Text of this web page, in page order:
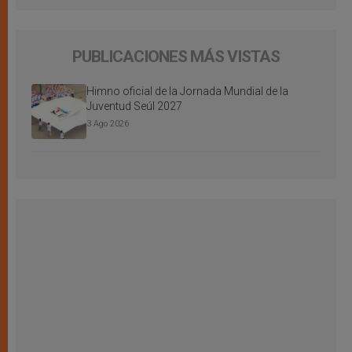
PUBLICACIONES MÁS VISTAS
Himno oficial de la Jornada Mundial de la
Juventud Seúl 2027
3 Ago 2026